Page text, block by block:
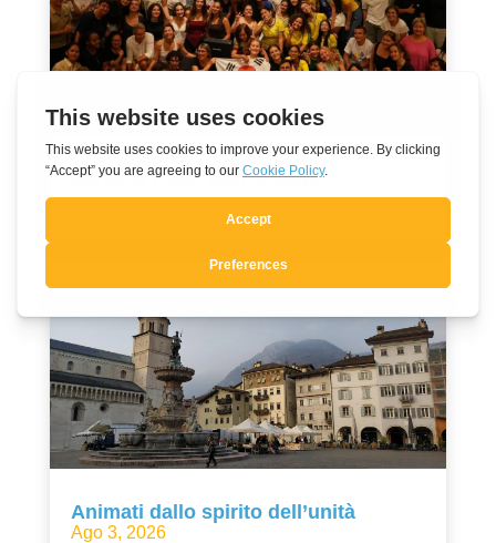
Verso la GMG 2027 a Seoul
Ago 7, 2026
Animati dallo spirito dell’unità
Ago 3, 2026